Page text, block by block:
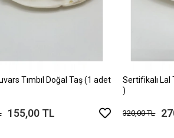
Tımbıl Doğal Taş (1 adet
155,00 TL
Sertifikalı Lal
)
320,00 TL